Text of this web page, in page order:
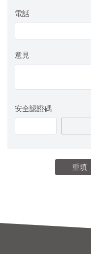
電話
意見
安全認證碼